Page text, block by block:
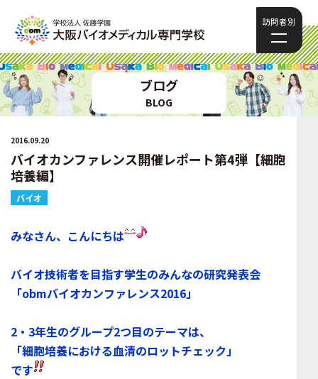
訪問者別
ブログ
BLOG
2016.09.20
バイオカンファレンス開催レポート第4弾【細胞
培養編】
バイオ
みなさん、こんにちは
バイオ技術者を目指す学生のみんなの研究発表会
「obmバイオカンファレンス2016」
2・3年生のグループ2つ目のテーマは、
「細胞培養における血清のロットチェック」
です